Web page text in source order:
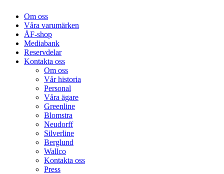
Om oss
Våra varumärken
ÅF-shop
Mediabank
Reservdelar
Kontakta oss
Om oss
Vår historia
Personal
Våra ägare
Greenline
Blomstra
Neudorff
Silverline
Berglund
Wallco
Kontakta oss
Press